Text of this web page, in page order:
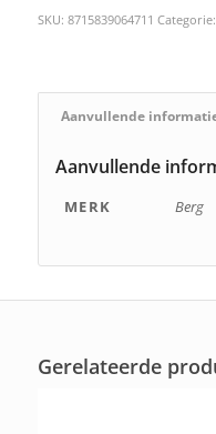
SKU: 8715839064711 Categorie:
Aanvullende
Aanvullende
MERK Berg
Gerelateerde